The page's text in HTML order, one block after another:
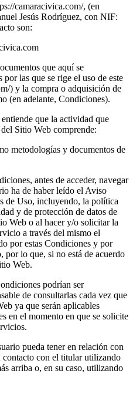
camaracivica.com/, (en
Jesús Rodríguez, con NIF:
son:
que aquí se
las que se rige el uso de este
) y la compra o adquisición de
(en adelante, Condiciones).
que la actividad que
Sitio Web comprende:
metodologías y documentos de
antes de acceder, navegar
ha de haber leído el Aviso
de Uso, incluyendo, la política
y de protección de datos de
Web o al hacer y/o solicitar la
a través del mismo el
por estas Condiciones y por
por lo que, si no está de acuerdo
Web.
podrían ser
de consultarlas cada vez que
ya que serán aplicables
en el momento en que se solicite
pueda tener en relación con
contacto con el titular utilizando
arriba o, en su caso, utilizando